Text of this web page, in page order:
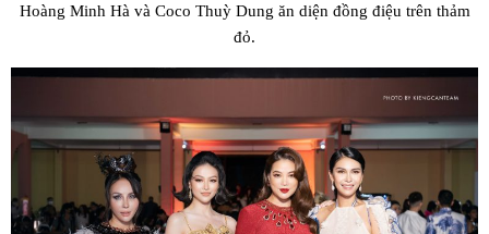
Hoàng Minh Hà và Coco Thuỳ Dung ăn diện đồng điệu trên thảm
đỏ.